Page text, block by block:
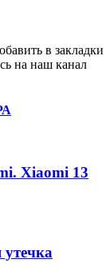
в закладки
на наш канал
Xiaomi 13